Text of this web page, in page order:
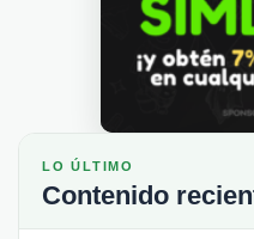
LO ÚLTIMO
Contenido